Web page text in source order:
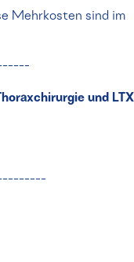
Mehrkosten sind im
und LTX